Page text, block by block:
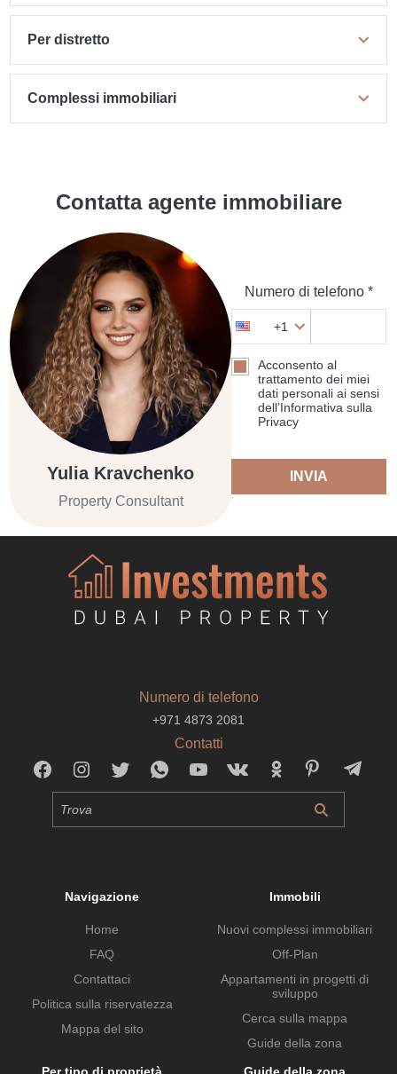
Per distretto
Complessi immobiliari
Contatta agente immobiliare
Yulia Kravchenko
Property Consultant
Numero di telefono *
+1
Acconsento al
trattamento dei miei
dati personali ai sensi
dell’Informativa sulla
Privacy
INVIA
Numero di telefono
+971 4873 2081
Contatti
Navigazione
Home
FAQ
Contattaci
Politica sulla riservatezza
Mappa del sito
Immobili
Nuovi complessi immobiliari
Off-Plan
Appartamenti in progetti di
sviluppo
Cerca sulla mappa
Guide della zona